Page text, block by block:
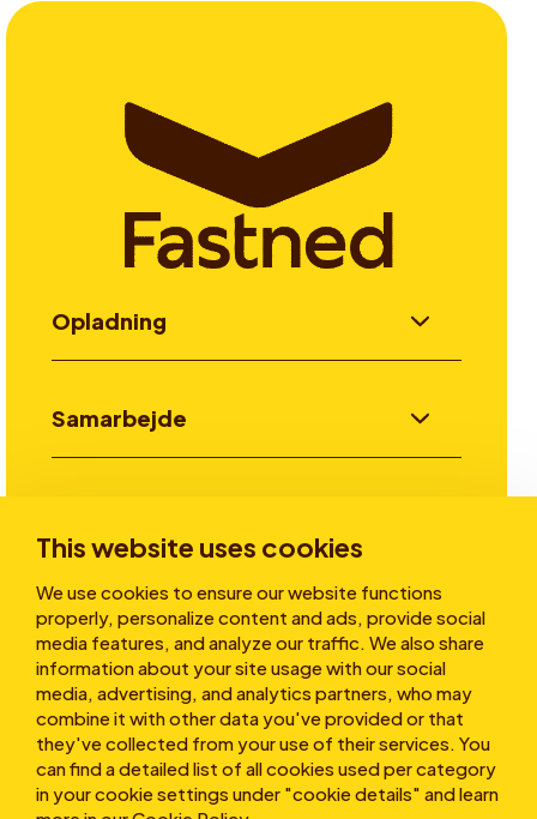
This website uses cookies
We use cookies to ensure our website functions
properly, personalize content and ads, provide social
media features, and analyze our traffic. We also share
information about your site usage with our social
media, advertising, and analytics partners, who may
combine it with other data you've provided or that
they've collected from your use of their services. You
can find a detailed list of all cookies used per category
in your cookie settings under "cookie details" and learn
Opladning
Samarbejde
Historier
Om os